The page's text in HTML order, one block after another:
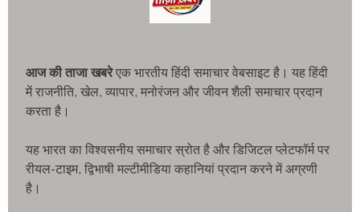
आज की ताजा खबरेएक भारतीय हिंदी समाचार वेबसाइट है। यह हिंदी
में राजनीति, खेल, व्यापार, मनोरंजन और जीवन शैली समाचार प्रदान
करता है।
यह भारत का विश्वसनीय समाचार स्रोत है और डिजिटल प्लेटफॉर्म पर
रीयल-टाइम, द्विभाषी मल्टीमीडिया कहानियां प्रदान करने में अग्रणी
है।